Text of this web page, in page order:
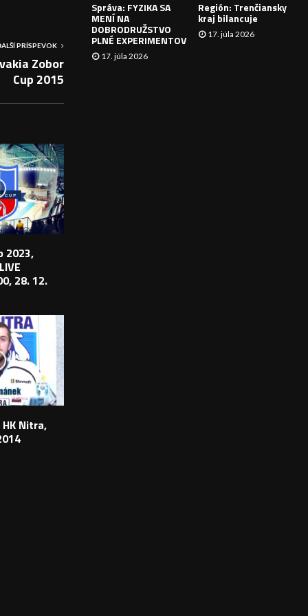
PRÍSPEVOK
Zobor
Cup 2015
2023,
28. 12.
HK Nitra,
I
Správa: FYZIKA SA
MENÍ NA
DOBRODRUŽSTVO
PLNÉ EXPERIMENTOV
17. júla 2026
Región: Trenčiansky
kraj bilancuje
17. júla 2026